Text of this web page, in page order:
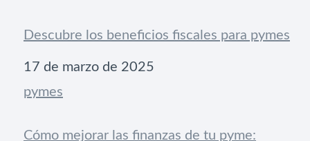
Descubre los beneficios fiscales para pymes
Fecha
17 de marzo de 2025
Respecto a
pymes
Cómo mejorar las finanzas de tu pyme: